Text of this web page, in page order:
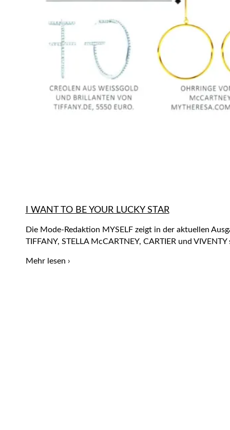
I WANT TO BE YOUR LUCKY STAR
Die Mode-Redaktion MYSELF zeigt in der aktuellen
TIFFANY, STELLA McCARTNEY, CARTIER und
Mehr lesen ›